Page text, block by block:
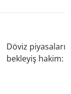
Döviz
bekleyiş hakim: